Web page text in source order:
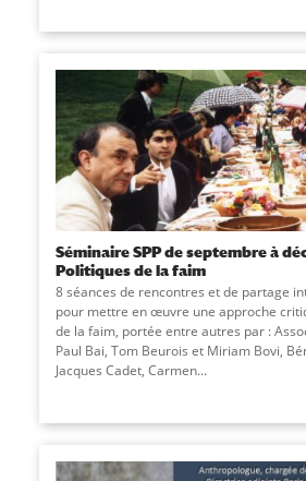
Séminaire SPP de septembre à
Politiques de la faim
8 séances de rencontres et de partage
pour mettre en œuvre une approche
de la faim, portée entre autres par :
Paul Bai, Tom Beurois et Miriam Bovi,
Jacques Cadet, Carmen...